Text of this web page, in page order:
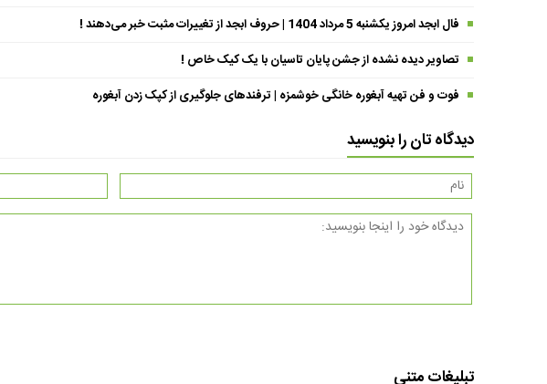
فال ابجد امروز یکشنبه 5 مرداد 1404 | حروف ابجد از تغییرات مثبت خبر می‌دهند !
تصاویر دیده نشده از جشن پایان تاسیان با یک کیک خاص !
فوت و فن تهیه آبغوره خانگی خوشمزه | ترفندهای جلوگیری از کپک زدن آبغوره
دیدگاه تان را بنویسید
تبلیغات متنی